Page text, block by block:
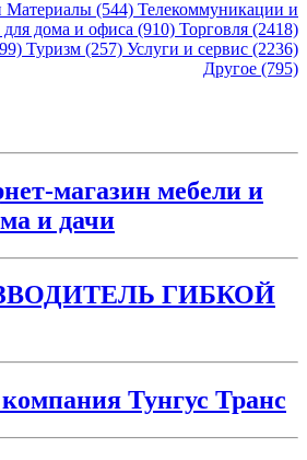
Материалы (544) Телекоммуникации и
дома и офиса (910) Торговля (2418)
Туризм (257) Услуги и сервис (2236)
Другое (795)
магазин мебели и
и дачи
ГИБКОЙ
Тунгус Транс